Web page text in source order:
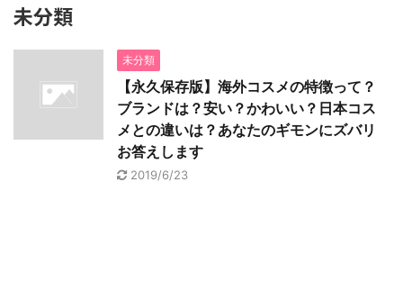
未分類
未分類
【永久保存版】海外コスメの特徴って？
ブランドは？安い？かわいい？日本コス
メとの違いは？あなたのギモンにズバリ
お答えします
2019/6/23